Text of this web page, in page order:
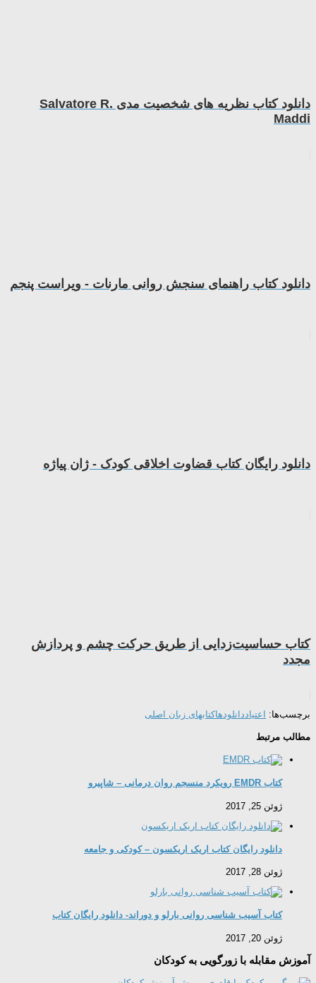
دانلود کتاب نظریه های شخصیت مدی Salvatore R.
Maddi
دانلود کتاب راهنمای سنجش روانی مارنات - ویراست پنجم
دانلود رایگان کتاب قضاوت اخلاقی کودک - ژان پیاژه
کتاب حساسیت‌زدایی از طریق حرکت چشم و پردازش
مجدد
برچسب‌ها: اعتیاد دانلودهاکتابهای زبان اصلی
مطالب مرتبط
کتاب EMDR رویکرد منسجم روان درمانی – شاپیرو
ژوئن 25, 2017
دانلود رایگان کتاب اریک اریکسون – کودکی و جامعه
ژوئن 28, 2017
کتاب آسیب شناسی روانی بارلو و دوراند- دانلود رایگان کتاب
ژوئن 20, 2017
آموزش مقابله با زورگویی به کودکان